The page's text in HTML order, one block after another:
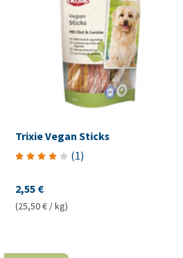
Trixie Vegan Sticks
(1)
2,55 €
(25,50 € / kg)